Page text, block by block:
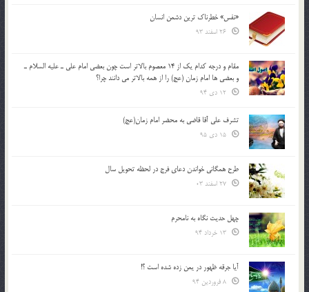
«نفس» خطرناک ترین دشمن انسان
مقام و درجه كدام يك از 14 معصوم بالاتر است چون بعضي امام علي ـ عليه السلام ـ
و بعضي ها امام زمان (عج) را از همه بالاتر مي دانند چرا؟
تشرف علي آقا قاضي به محضر امام زمان(عج)
طرح همگانی خواندن دعای فرج در لحظه تحویل سال
چهل حدیث نگاه به نامحرم
آیا جرقه ظهور در یمن زده شده است ؟!